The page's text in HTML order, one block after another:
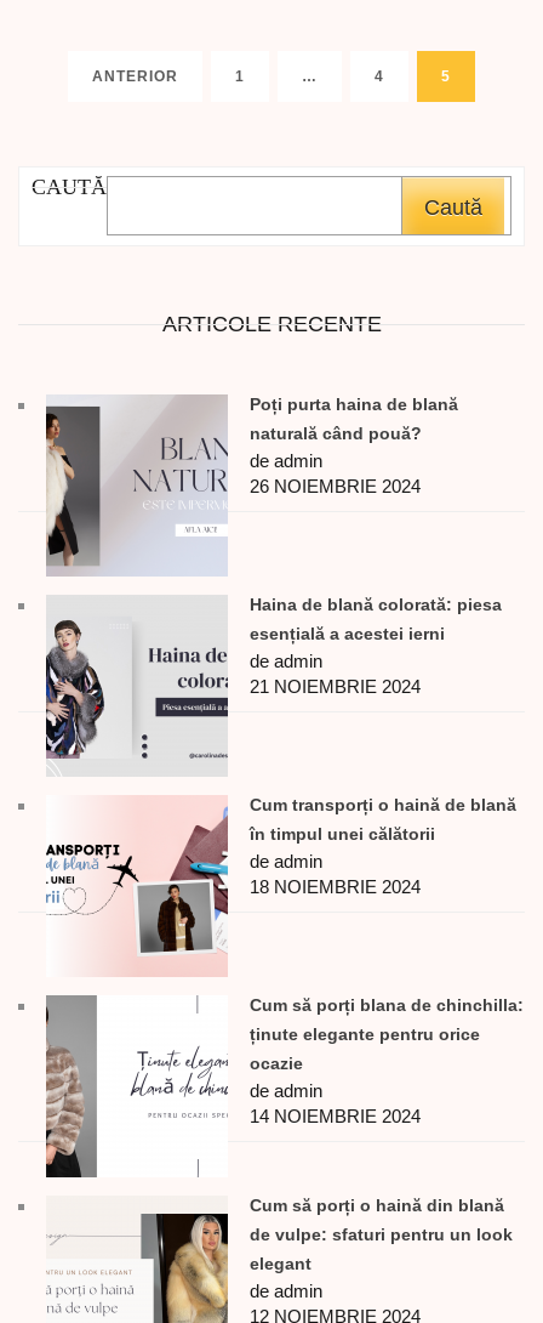
Paginație
ANTERIOR PAGINĂ
1 … PAGINĂ
4 PAGINĂ
5
CAUTĂ
Caută
ARTICOLE RECENTE
Poți purta haina de blană
naturală când pouă?
de admin
26 NOIEMBRIE 2024
Haina de blană colorată: piesa
esențială a acestei ierni
de admin
21 NOIEMBRIE 2024
Cum transporți o haină de blană
în timpul unei călătorii
de admin
18 NOIEMBRIE 2024
Cum să porți blana de chinchilla:
ținute elegante pentru orice
ocazie
de admin
14 NOIEMBRIE 2024
Cum să porți o haină din blană
de vulpe: sfaturi pentru un look
elegant
de admin
12 NOIEMBRIE 2024